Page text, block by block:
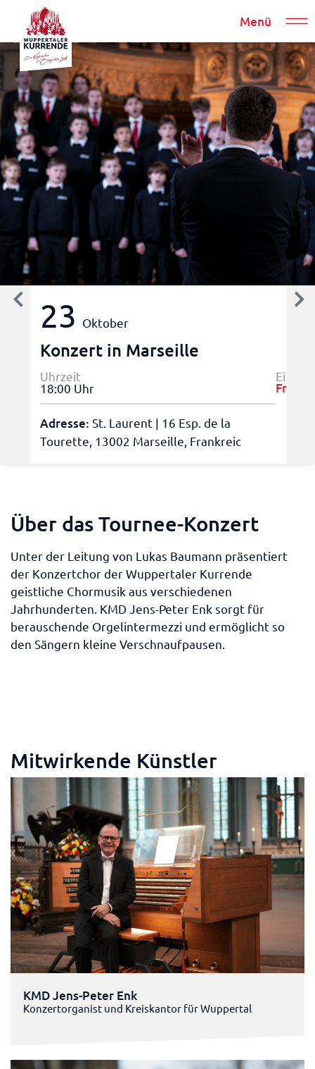
Menü
23 Oktober
Konzert in Marseille
Uhrzeit
18:00 Uhr
Eintritt
Frei!
Adresse:St. Laurent | 16 Esp. de la
Tourette, 13002 Marseille, Frankreic
Über das Tournee-Konzert
Unter der Leitung von Lukas Baumann präsentiert
der Konzertchor der Wuppertaler Kurrende
geistliche Chormusik aus verschiedenen
Jahrhunderten. KMD Jens-Peter Enk sorgt für
berauschende Orgelintermezzi und ermöglicht so
den Sängern kleine Verschnaufpausen.
Mitwirkende Künstler
KMD Jens-Peter Enk
Konzertorganist und Kreiskantor für Wuppertal